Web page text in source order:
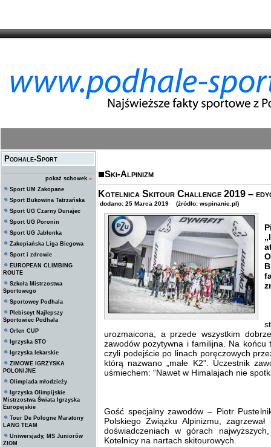
Podhale-Sport
pokaż schowek »
Sport UM Zakopane
Sport Bukowina Tatrzańska
Sport UG Czarny Dunajec
Sport UG Poronin
Sport UG Jabłonka
Zakopiańska Liga Biegowa
Sport i zdrowie
EUROPEAN CLIMBING
ROUTE
Szkoła Mistrzostwa
Sportowego
Sportowcy Podhala
Plebiscyt Najlepszy
Sportowiec Podhala
Orlen CUP
Igrzyska STO
Igrzyska lekarskie
ZIMOWE IGRZYSKA
POLONIJNE
Olimpiada młodzieży
Igrzyska Olimpijskie
Mistrzostwa Świata Igrzyska
Europejskie
Tour De Pologne Maratony
LANG TEAM
Uniwersjady, MS Juniorów
ZIOM
Ski-Alpinizm
Kotelnica Skitour Challenge 2019 –
dodano: 25 Marca 2019 (źródło: wspinanie.pl)
urozmaicona, a przede wszystkim
zawodów pozytywna i familijna. Na końcu
czyli podejście po linach poręczowych
którą nazwano „małe K2”. Uczestnik
uśmiechem: “Nawet w Himalajach nie
Gość specjalny zawodów – Piotr
Polskiego Związku Alpinizmu,
doświadczeniach w górach
Kotelnicy na nartach skitourowych.